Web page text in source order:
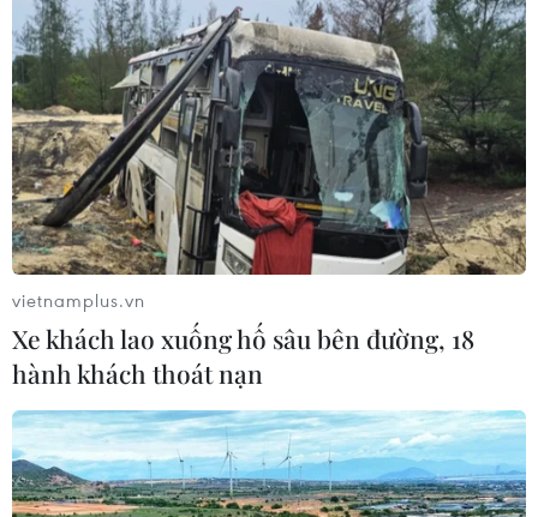
vietnamplus.vn
Xe khách lao xuống hố sâu bên đường, 18
hành khách thoát nạn